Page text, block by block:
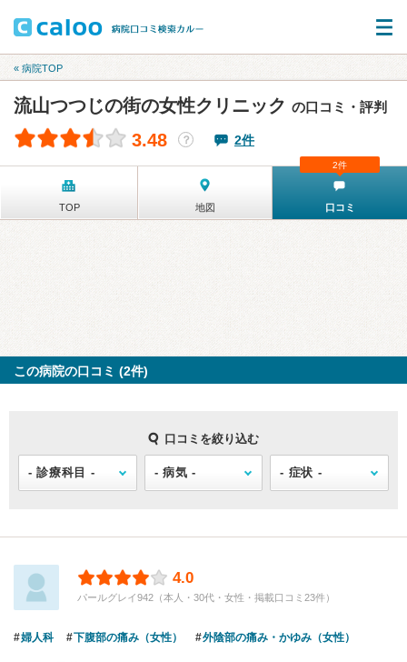
« 病院TOP
流山つつじの街の女性クリニック の口コミ・評判
3.48 ？ 2件
TOP 地図 口コミ
2件
この病院の口コミ (2件)
口コミを絞り込む
4.0
パールグレイ942（本人・30代・女性・掲載口コミ23件）
婦人科 下腹部の痛み（女性） 外陰部の痛み・かゆみ（女性）